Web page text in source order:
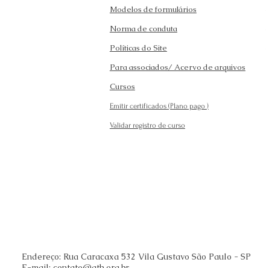
Modelos de formulários
Norma de conduta
Políticas do Site
Para associados/ Acervo de arquivos
Cursos
Emitir certificados (Plano pago )
Validar registro de curso
Endereço: Rua Caracaxa 532 Vila Gustavo São Paulo - SP